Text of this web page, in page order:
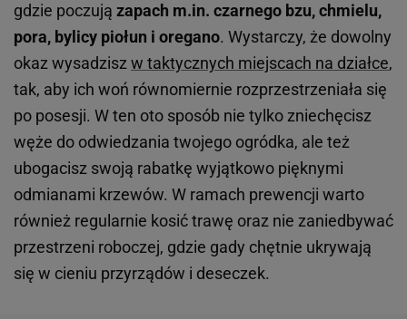
gdzie poczują zapach m.in. czarnego bzu, chmielu,
pora, bylicy piołun i oregano. Wystarczy, że dowolny
okaz wysadziszw taktycznych miejscach na działce,
tak, aby ich woń równomiernie rozprzestrzeniała się
po posesji. W ten oto sposób nie tylko zniechęcisz
węże do odwiedzania twojego ogródka, ale też
ubogacisz swoją rabatkę wyjątkowo pięknymi
odmianami krzewów. W ramach prewencji warto
również regularnie kosić trawę oraz nie zaniedbywać
przestrzeni roboczej, gdzie gady chętnie ukrywają
się w cieniu przyrządów i deseczek.